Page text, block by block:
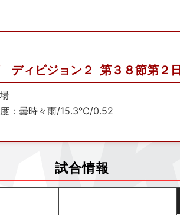
ディビジョン２ 第３８節第２日
：曇時々雨/15.3℃/0.52
試合情報